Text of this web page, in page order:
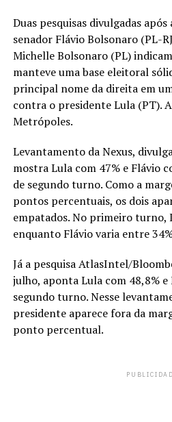
Duas pesquisas divulgadas
senador Flávio Bolsonaro (PL-
Michelle Bolsonaro (PL)
manteve uma base eleitoral
principal nome da direita em
contra o presidente Lula (PT).
Metrópoles.
Levantamento da Nexus,
mostra Lula com 47% e Flávio
de segundo turno. Como a
pontos percentuais, os dois
empatados. No primeiro turno,
enquanto Flávio varia entre
Já a pesquisa AtlasIntel/
julho, aponta Lula com 48,8% e
segundo turno. Nesse
presidente aparece fora da
ponto percentual.